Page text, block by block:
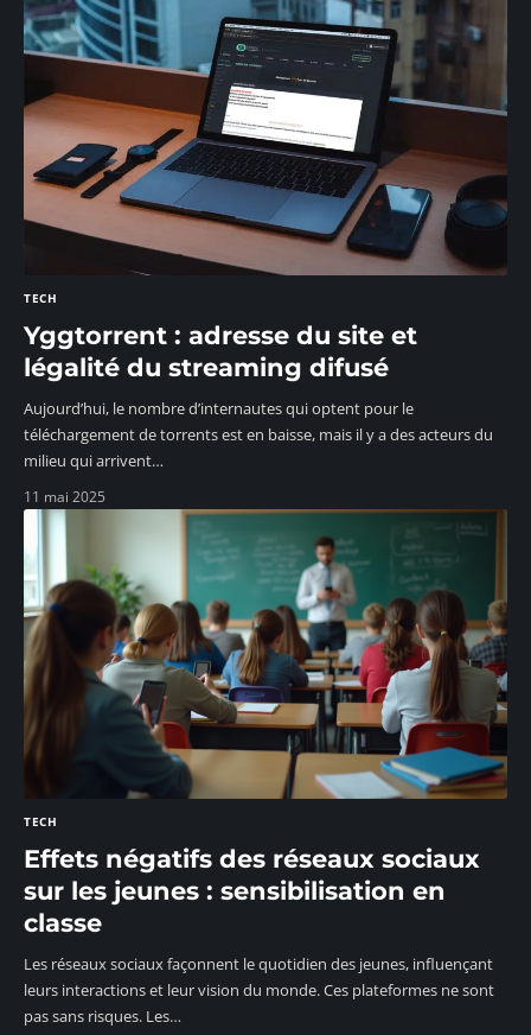
TECH
Yggtorrent : adresse du site et
légalité du streaming difusé
Aujourd’hui, le nombre d’internautes qui optent pour le
téléchargement de torrents est en baisse, mais il y a des acteurs du
milieu qui arrivent…
11 mai 2025
TECH
Effets négatifs des réseaux sociaux
sur les jeunes : sensibilisation en
classe
Les réseaux sociaux façonnent le quotidien des jeunes, influençant
leurs interactions et leur vision du monde. Ces plateformes ne sont
pas sans risques. Les…